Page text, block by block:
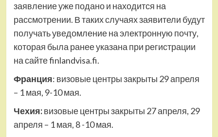
заявление уже подано и находится на
рассмотрении. В таких случаях заявители будут
получать уведомление на электронную почту,
которая была ранее указана при регистрации
на сайте finlandvisa.fi.
Франция: визовые центры закрыты 29 апреля
– 1 мая, 9-10 мая.
Чехия:визовые центры закрыты 27 апреля, 29
апреля – 1 мая, 8 -10 мая.